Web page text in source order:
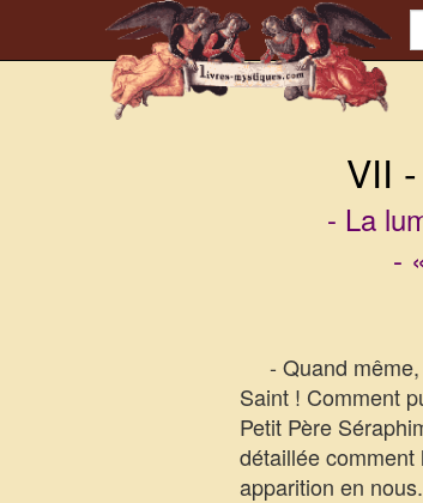
VII
- La
-
- Quand même,
Saint ! Comment
Petit Père
détaillée
apparition en